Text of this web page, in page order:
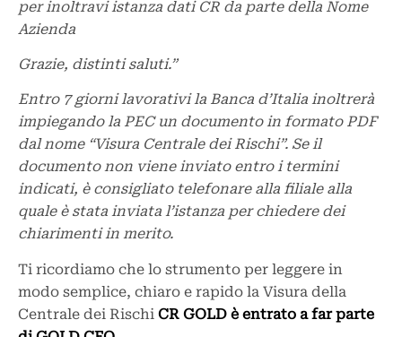
per inoltravi istanza dati CR da parte della Nome
Azienda
Grazie, distinti saluti.”
Entro 7 giorni lavorativi la Banca d’Italia inoltrerà
impiegando la PEC un documento in formato PDF
dal nome “Visura Centrale dei Rischi”. Se il
documento non viene inviato entro i termini
indicati, è consigliato telefonare alla filiale alla
quale è stata inviata l’istanza per chiedere dei
chiarimenti in merito.
Ti ricordiamo che lo strumento per leggere in
modo semplice, chiaro e rapido la Visura della
Centrale dei Rischi CR GOLD è entrato a far parte